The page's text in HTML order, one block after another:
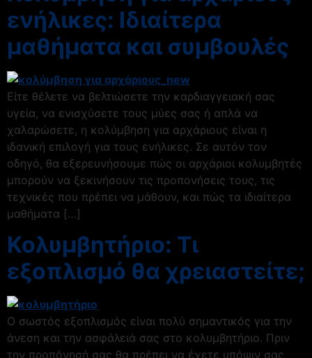
ενήλικες: Ιδιαίτερα
μαθήματα και συμβουλές
Είτε θέλετε να βελτιώσετε την καρδιαγγειακή σας
υγεία, να ενισχύσετε τους μύες σας ή απλά να
χαλαρώσετε, η κολύμβηση για αρχάριους είναι η
ιδανική επιλογή για τους ενήλικες. Σε αυτόν τον
οδηγό, θα εξερευνήσουμε πώς οι αρχάριοι κολυμβητές
μπορούν να ξεκινήσουν τις προπονήσεις τους, τις
τεχνικές που πρέπει να μάθουν, και πώς τα ιδιαίτερα
μαθήματα […]
Κολυμβητήριο: Τι
εξοπλισμό θα χρειαστείτε;
Ο σωστός εξοπλισμός είναι πολύ σημαντικός για την
άνεση και την ασφάλειά σας στο κολυμβητήριο. Πριν
την προπόνησή σας θα πρέπει να έχετε υπόψιν σας